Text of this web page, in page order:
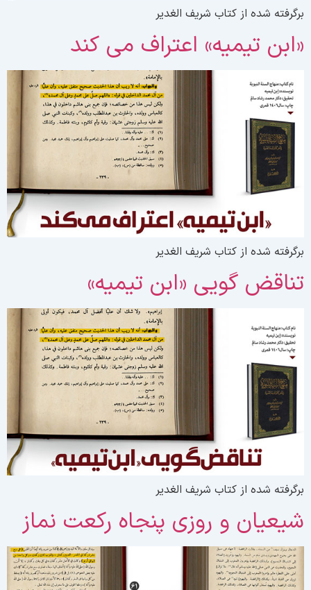
شده از کتاب شریف الغدیر
تیمیه» اعتراف می کند
شده از کتاب شریف الغدیر
گویی «ابن تیمیه»
شده از کتاب شریف الغدیر
و روزی پنجاه رکعت نماز